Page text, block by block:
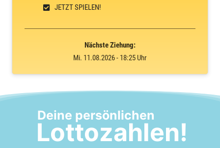
JETZT SPIELEN!
Nächste Ziehung:
Mi. 11.08.2026 - 18:25 Uhr
Deine persönlichen
Lottozahlen!